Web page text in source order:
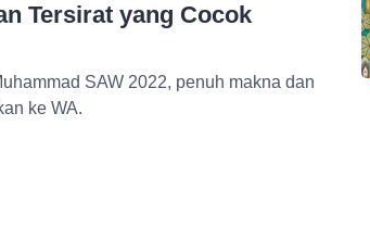
Tersirat yang Cocok
SAW 2022, penuh makna dan
ke WA.